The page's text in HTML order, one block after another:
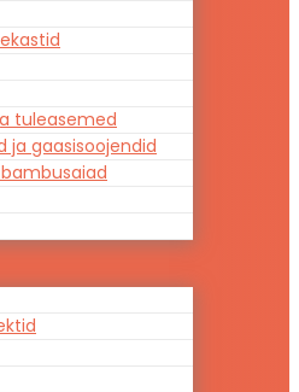
tuleasemed
ja gaasisoojendid